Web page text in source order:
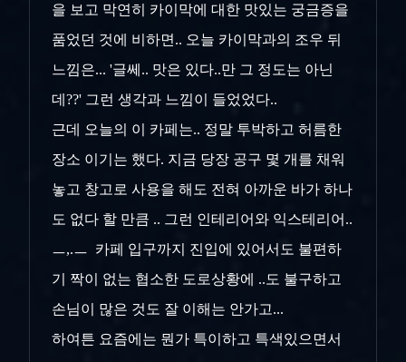
을 보고 막연히 카이막에 대한 맛있는 궁금증을
품었던 것에 비하면.. 오늘 카이막과의 조우 뒤
느낌은... '글쎄.. 맛은 있다..만 그 정도는 아닌
데??' 그런 생각과 느낌이 들었었다..
근데 오늘의 이 카페는.. 정말 투박하고 허름한
장소 이기는 했다. 지금 당장 공구 몇 개를 채워
놓고 창고로 사용을 해도 전혀 아까운 바가 하나
도 없다 할 만큼 .. 그런 인테리어와 익스테리어..
ㅡ,.ㅡ 카페 입구까지 진입에 있어서도 불편하
기 짝이 없는 협소한 도로상황에 ..도 불구하고
손님이 많은 것도 잘 이해는 안가고...
하여튼 요즘에는 뭔가 특이하고 특색있으면서